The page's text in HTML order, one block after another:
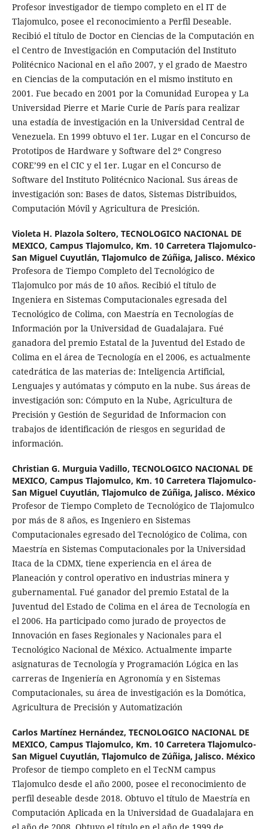
Profesor investigador de tiempo completo en el IT de
Tlajomulco, posee el reconocimiento a Perfil Deseable.
Recibió el título de Doctor en Ciencias de la Computación en
el Centro de Investigación en Computación del Instituto
Politécnico Nacional en el año 2007, y el grado de Maestro
en Ciencias de la computación en el mismo instituto en
2001. Fue becado en 2001 por la Comunidad Europea y La
Universidad Pierre et Marie Curie de París para realizar
una estadía de investigación en la Universidad Central de
Venezuela. En 1999 obtuvo el 1er. Lugar en el Concurso de
Prototipos de Hardware y Software del 2º Congreso
CORE’99 en el CIC y el 1er. Lugar en el Concurso de
Software del Instituto Politécnico Nacional. Sus áreas de
investigación son: Bases de datos, Sistemas Distribuidos,
Computación Móvil y Agricultura de Presición.
Violeta H. Plazola Soltero, TECNOLOGICO NACIONAL DE
MEXICO, Campus Tlajomulco, Km. 10 Carretera Tlajomulco-
San Miguel Cuyutlán, Tlajomulco de Zúñiga, Jalisco. México
Profesora de Tiempo Completo del Tecnológico de
Tlajomulco por más de 10 años. Recibió el título de
Ingeniera en Sistemas Computacionales egresada del
Tecnológico de Colima, con Maestría en Tecnologías de
Información por la Universidad de Guadalajara. Fué
ganadora del premio Estatal de la Juventud del Estado de
Colima en el área de Tecnología en el 2006, es actualmente
catedrática de las materias de: Inteligencia Artificial,
Lenguajes y autómatas y cómputo en la nube. Sus áreas de
investigación son: Cómputo en la Nube, Agricultura de
Precisión y Gestión de Seguridad de Informacion con
trabajos de identificación de riesgos en seguridad de
información.
Christian G. Murguia Vadillo, TECNOLOGICO NACIONAL DE
MEXICO, Campus Tlajomulco, Km. 10 Carretera Tlajomulco-
San Miguel Cuyutlán, Tlajomulco de Zúñiga, Jalisco. México
Profesor de Tiempo Completo de Tecnológico de Tlajomulco
por más de 8 años, es Ingeniero en Sistemas
Computacionales egresado del Tecnológico de Colima, con
Maestría en Sistemas Computacionales por la Universidad
Itaca de la CDMX, tiene experiencia en el área de
Planeación y control operativo en industrias minera y
gubernamental. Fué ganador del premio Estatal de la
Juventud del Estado de Colima en el área de Tecnología en
el 2006. Ha participado como jurado de proyectos de
Innovación en fases Regionales y Nacionales para el
Tecnológico Nacional de México. Actualmente imparte
asignaturas de Tecnología y Programación Lógica en las
carreras de Ingeniería en Agronomía y en Sistemas
Computacionales, su área de investigación es la Domótica,
Agricultura de Precisión y Automatización
Carlos Martínez Hernández, TECNOLOGICO NACIONAL DE
MEXICO, Campus Tlajomulco, Km. 10 Carretera Tlajomulco-
San Miguel Cuyutlán, Tlajomulco de Zúñiga, Jalisco. México
Profesor de tiempo completo en el TecNM campus
Tlajomulco desde el año 2000, posee el reconocimiento de
perfil deseable desde 2018. Obtuvo el título de Maestría en
Computación Aplicada en la Universidad de Guadalajara en